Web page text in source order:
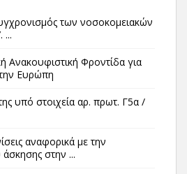
των νοσοκομειακών
...
Ανακουφιστική Φροντίδα για
Ευρώπη
υπό στοιχεία αρ. πρωτ. Γ5α /
αναφορικά με την
στην ...